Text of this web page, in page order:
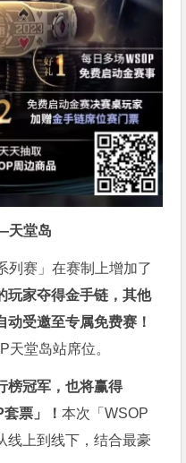
天堂岛
列赛」在赛制上增加了
玩家夺得金手链，其他
受邀至专属免费赛！
天堂岛站席位。
榜冠军，也将赢得
套票」！本次「WSOP
线上到线下，结合最豪